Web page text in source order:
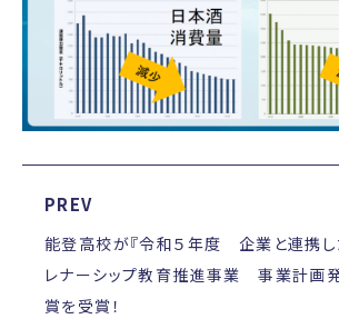
PREV
能登高校が『令和５年度 企業と連携し
レナーシップ教育推進事業 事業計画
賞を受賞！